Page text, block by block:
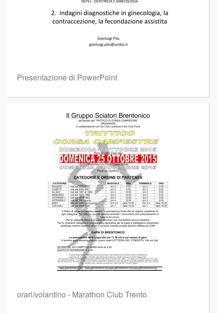
Presentazione di PowerPoint
orari/volantino - Marathon Club Trento